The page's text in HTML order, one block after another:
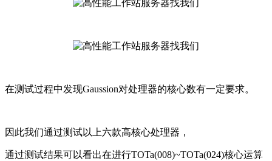
在测试过程中发现Gaussion对处理器的核心数有一定要求。
因此我们通过测试以上六款高核心处理器，
通过测试结果可以看出在进行TOTa(008)~TOTa(024)核心运算